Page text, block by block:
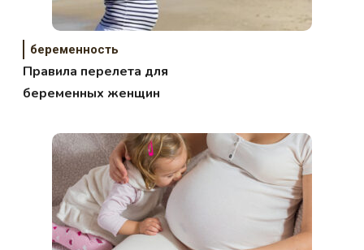
беременность
Правила перелета для
беременных женщин